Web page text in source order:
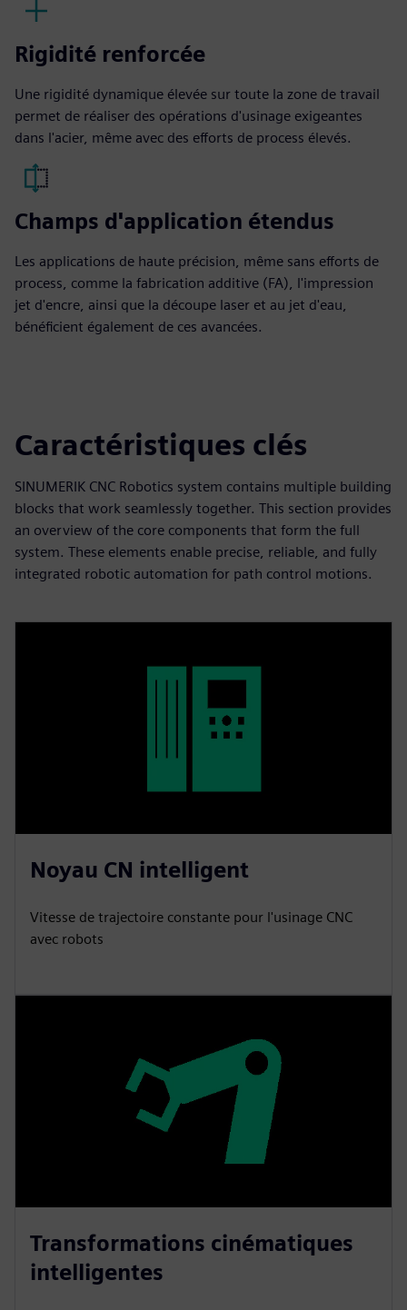
Rigidité renforcée
Une rigidité dynamique élevée sur toute la zone de travail
permet de réaliser des opérations d'usinage exigeantes
dans l'acier, même avec des efforts de process élevés.
Champs d'application étendus
Les applications de haute précision, même sans efforts de
process, comme la fabrication additive (FA), l'impression
jet d'encre, ainsi que la découpe laser et au jet d'eau,
bénéficient également de ces avancées.
Caractéristiques clés
SINUMERIK CNC Robotics system contains multiple building
blocks that work seamlessly together. This section provides
an overview of the core components that form the full
system. These elements enable precise, reliable, and fully
integrated robotic automation for path control motions.​
Noyau CN intelligent
Vitesse de trajectoire constante pour l'usinage CNC
avec robots
Transformations cinématiques
intelligentes